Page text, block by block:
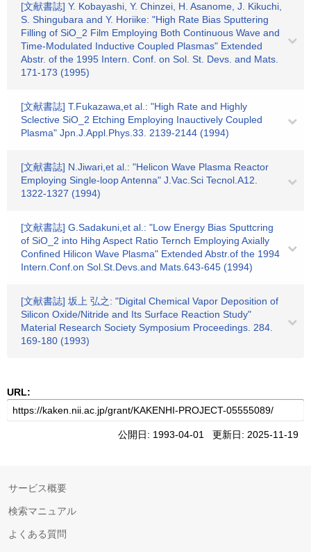
[文献書誌] Y. Kobayashi, Y. Chinzei, H. Asanome, J. Kikuchi,
S. Shingubara and Y. Horiike: "High Rate Bias Sputtering
Filling of SiO_2 Film Employing Both Continuous Wave and
Time-Modulated Inductive Coupled Plasmas" Extended
Abstr. of the 1995 Intern. Conf. on Sol. St. Devs. and Mats.
171-173 (1995)
[文献書誌] T.Fukazawa,et al.: "High Rate and Highly
Sclective SiO_2 Etching Employing Inauctively Coupled
Plasma" Jpn.J.Appl.Phys.33. 2139-2144 (1994)
[文献書誌] N.Jiwari,et al.: "Helicon Wave Plasma Reactor
Employing Single-loop Antenna" J.Vac.Sci Tecnol.A12.
1322-1327 (1994)
[文献書誌] G.Sadakuni,et al.: "Low Energy Bias Sputtcring
of SiO_2 into Hihg Aspect Ratio Ternch Employing Axially
Confined Hilicon Wave Plasma" Extended Abstr.of the 1994
Intern.Conf.on Sol.St.Devs.and Mats.643-645 (1994)
[文献書誌] 坂上 弘之: "Digital Chemical Vapor Deposition of
Silicon Oxide/Nitride and Its Surface Reaction Study"
Material Research Society Symposium Proceedings. 284.
169-180 (1993)
URL:
公開日: 1993-04-01 更新日: 2025-11-19
サービス概要
検索マニュアル
よくある質問